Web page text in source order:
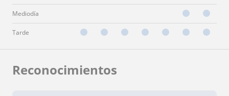
Mediodía
Tarde
Reconocimientos